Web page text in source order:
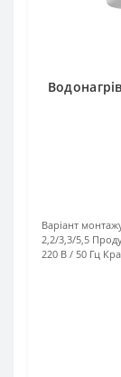
Варіант
2,2/3,3/5,5
220 В / 50 Гц